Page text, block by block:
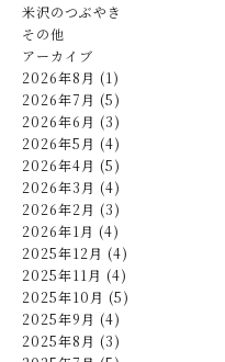
米沢のつぶやき
その他
アーカイブ
2026年8月 (1)
2026年7月 (5)
2026年6月 (3)
2026年5月 (4)
2026年4月 (5)
2026年3月 (4)
2026年2月 (3)
2026年1月 (4)
2025年12月 (4)
2025年11月 (4)
2025年10月 (5)
2025年9月 (4)
2025年8月 (3)